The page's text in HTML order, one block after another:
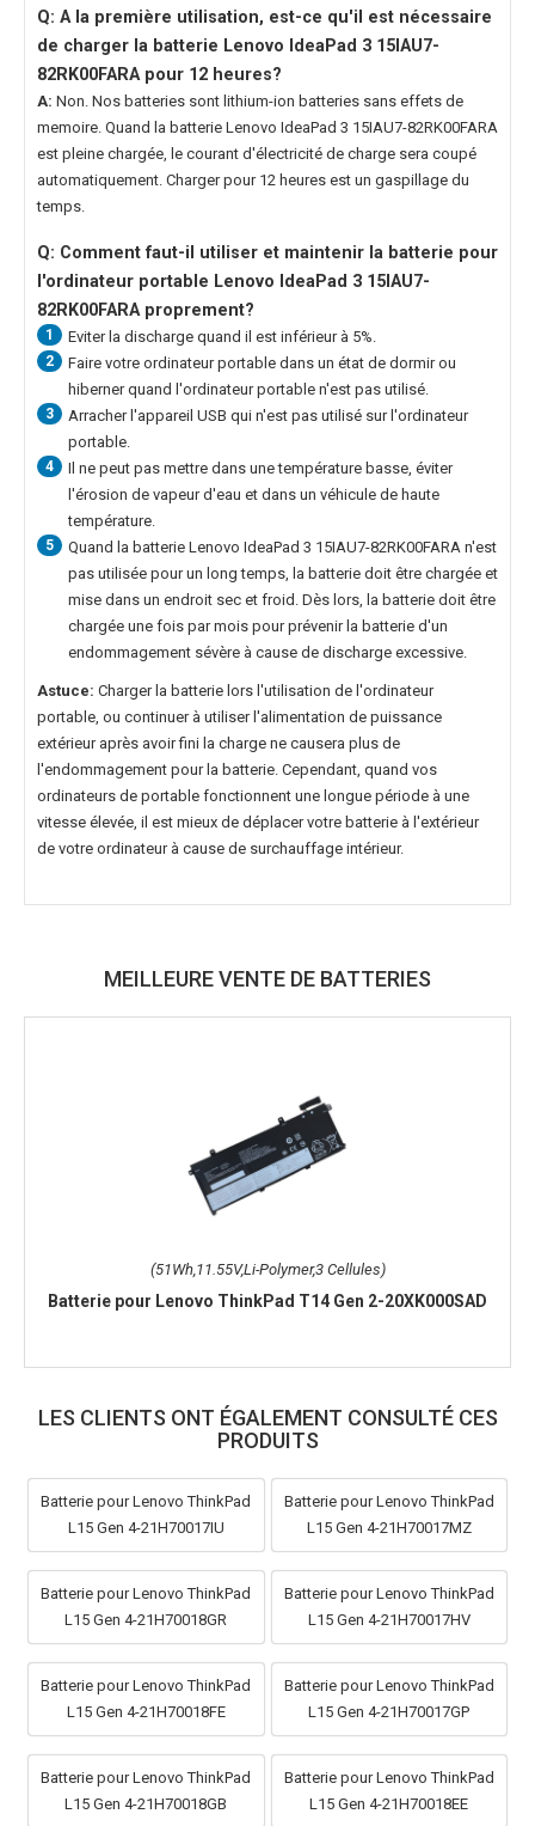
Q: A la première utilisation, est-ce qu'il est nécessaire
de charger la batterie Lenovo IdeaPad 3 15IAU7-
82RK00FARA pour 12 heures?
A: Non. Nos batteries sont lithium-ion batteries sans effets de
memoire. Quand la batterie Lenovo IdeaPad 3 15IAU7-82RK00FARA
est pleine chargée, le courant d'électricité de charge sera coupé
automatiquement. Charger pour 12 heures est un gaspillage du
temps.
Q: Comment faut-il utiliser et maintenir la batterie pour
l'ordinateur portable Lenovo IdeaPad 3 15IAU7-
82RK00FARA proprement?
1 Eviter la discharge quand il est inférieur à 5%.
2
Faire votre ordinateur portable dans un état de dormir ou
hiberner quand l'ordinateur portable n'est pas utilisé.
3
Arracher l'appareil USB qui n'est pas utilisé sur l'ordinateur
portable.
4
Il ne peut pas mettre dans une température basse, éviter
l'érosion de vapeur d'eau et dans un véhicule de haute
température.
5 Quand la batterie Lenovo IdeaPad 3 15IAU7-82RK00FARA n'est
pas utilisée pour un long temps, la batterie doit être chargée et
mise dans un endroit sec et froid. Dès lors, la batterie doit être
chargée une fois par mois pour prévenir la batterie d'un
endommagement sévère à cause de discharge excessive.
Astuce: Charger la batterie lors l'utilisation de l'ordinateur
portable, ou continuer à utiliser l'alimentation de puissance
extérieur après avoir fini la charge ne causera plus de
l'endommagement pour la batterie. Cependant, quand vos
ordinateurs de portable fonctionnent une longue période à une
vitesse élevée, il est mieux de déplacer votre batterie à l'extérieur
de votre ordinateur à cause de surchauffage intérieur.
MEILLEURE VENTE DE BATTERIES
(51Wh,11.55V,Li-Polymer,3 Cellules)
Batterie pour Lenovo ThinkPad T14 Gen 2-20XK000SAD
LES CLIENTS ONT ÉGALEMENT CONSULTÉ CES
PRODUITS
Batterie pour Lenovo ThinkPad
L15 Gen 4-21H70017IU
Batterie pour Lenovo ThinkPad
L15 Gen 4-21H70017MZ
Batterie pour Lenovo ThinkPad
L15 Gen 4-21H70018GR
Batterie pour Lenovo ThinkPad
L15 Gen 4-21H70017HV
Batterie pour Lenovo ThinkPad
L15 Gen 4-21H70018FE
Batterie pour Lenovo ThinkPad
L15 Gen 4-21H70017GP
Batterie pour Lenovo ThinkPad
L15 Gen 4-21H70018GB
Batterie pour Lenovo ThinkPad
L15 Gen 4-21H70018EE